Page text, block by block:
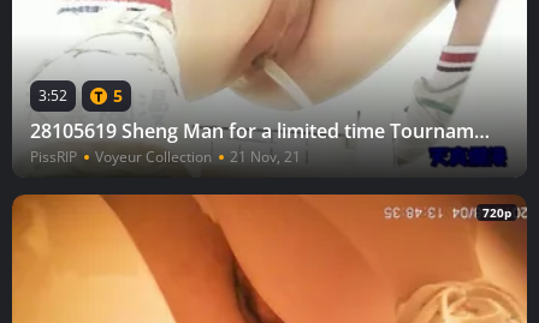
3:52 5
28105619 Sheng Man for a limited time Tournament Toilet Check vol.36
PissRIP Voyeur Collection 21 Nov, 21
720p